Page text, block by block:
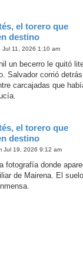
el torero que
destino
Jul 11, 2026 1:10 am
un becerro le quitó
Salvador corrió
carcajadas que
el torero que
destino
Jul 19, 2026 9:12 am
fotografía donde
de Mairena. El